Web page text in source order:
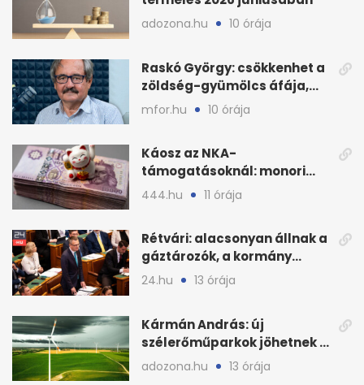
adozona.hu 10 órája
Raskó György: csökkenhet a
zöldség-gyümölcs áfája,
bajban a kukorica
mfor.hu 10 órája
Káosz az NKA-
támogatásoknál: monori
civilek elszámolásai és
444.hu 11 órája
Rétvári: alacsonyan állnak a
gáztározók, a kormány
válságról válságra jut
24.hu 13 órája
Kármán András: új
szélerőműparkok jöhetnek a
kormányülés döntése
adozona.hu 13 órája